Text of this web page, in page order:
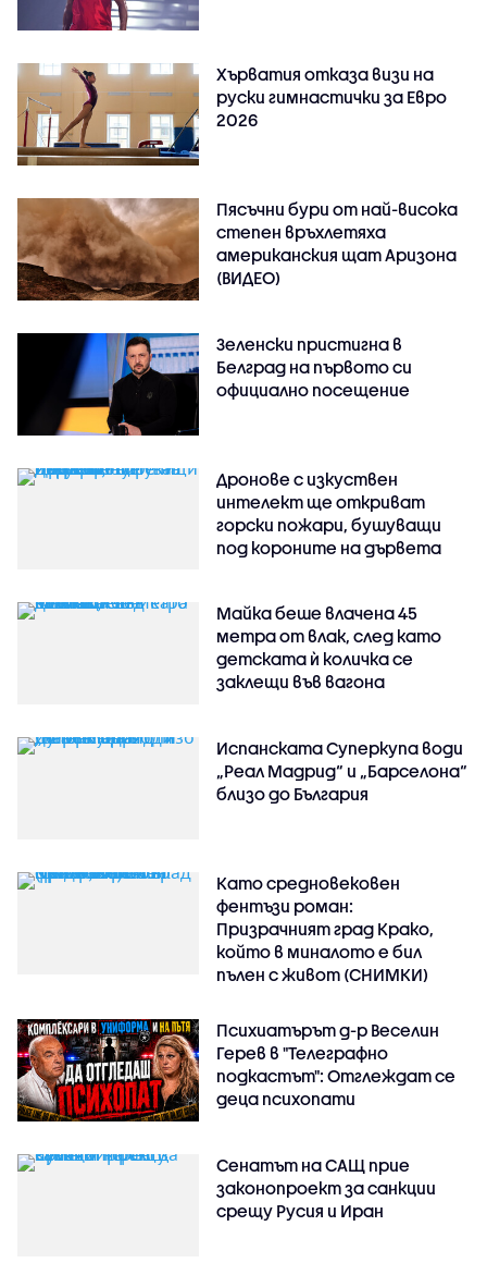
Хърватия отказа визи на
руски гимнастички за Евро
2026
Пясъчни бури от най-висока
степен връхлетяха
американския щат Аризона
(ВИДЕО)
Зеленски пристигна в
Белград на първото си
официално посещение
Дронове с изкуствен
интелект ще откриват
горски пожари, бушуващи
под короните на дървета
Майка беше влачена 45
метра от влак, след като
детската ѝ количка се
заклещи във вагона
Испанската Суперкупа води
„Реал Мадрид“ и „Барселона“
близо до България
Като средновековен
фентъзи роман:
Призрачният град Крако,
който в миналото е бил
пълен с живот (СНИМКИ)
Психиатърът д-р Веселин
Герев в "Телеграфно
подкастът": Отглеждат се
деца психопати
Сенатът на САЩ прие
законопроект за санкции
срещу Русия и Иран